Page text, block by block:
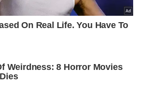
natural da pele.
intestinal de forma suave.
do peso corporal saudável.
a consistência na
com pouco